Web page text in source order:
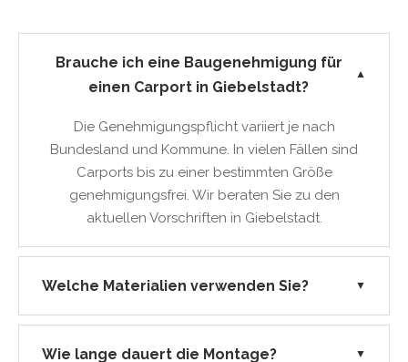
Brauche ich eine Baugenehmigung für
einen Carport in Giebelstadt?
▼
Die Genehmigungspflicht variiert je nach
Bundesland und Kommune. In vielen Fällen sind
Carports bis zu einer bestimmten Größe
genehmigungsfrei. Wir beraten Sie zu den
aktuellen Vorschriften in Giebelstadt.
Welche Materialien verwenden Sie? ▼
Wie lange dauert die Montage? ▼